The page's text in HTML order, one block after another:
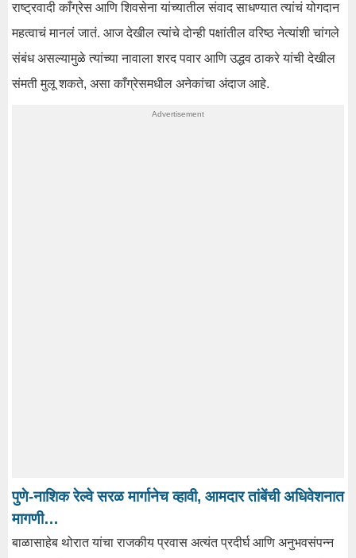
राष्ट्रवादी काँग्रेस आणि शिवसेना यांच्यातील संवाद साधण्यात त्यांचं योगदान
महत्वाचं मानलं जातं. आज देखील त्यांचे दोन्ही पक्षांतील वरिष्ठ नेत्यांशी चांगले
संबंध असल्यामुळे त्यांच्या नावाला शरद पवार आणि उद्धव ठाकरे यांची देखील
संमती मुलू शकते, असा काँग्रेसमधील अनेकांचा अंदाज आहे.
पुणे-नाशिक रेल्वे सरळ मार्गानेच व्हावी, आमदार तांबेंची अधिवेशनात
मागणी…
बाळासाहेब थोरात यांचा राजकीय प्रवास अत्यंत प्रदीर्घ आणि अनुभवसंपन्न